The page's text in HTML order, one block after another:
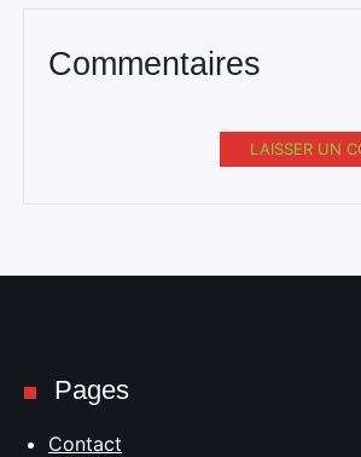
Commentaires
LAISSER UN
Pages
Contact